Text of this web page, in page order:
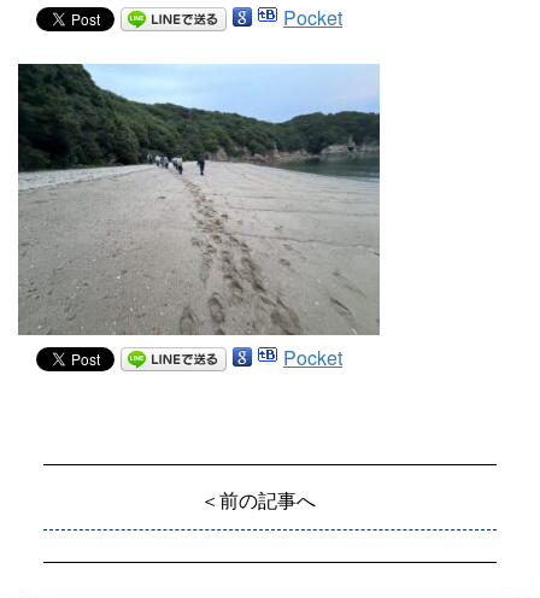
Pocket
Pocket
＜前の記事へ